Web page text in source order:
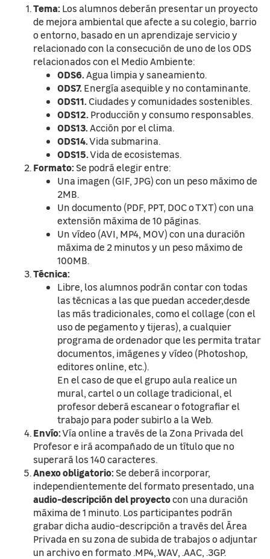
Tema: Los alumnos deberán presentar un proyecto
de mejora ambiental que afecte a su colegio, barrio
o entorno, basado en un aprendizaje servicio y
relacionado con la consecución de uno de los ODS
relacionados con el Medio Ambiente:
ODS6.Agua limpia y saneamiento.
ODS7. Energía asequible y no contaminante.
ODS11. Ciudades y comunidades sostenibles.
ODS12. Producción y consumo responsables.
ODS13.Acción por el clima.
ODS14.Vida submarina.
ODS15.Vida de ecosistemas.
Formato: Se podrá elegir entre:
Una imagen (GIF, JPG) con un peso máximo de
2MB.
Un documento (PDF, PPT, DOC o TXT) con una
extensión máxima de 10 páginas.
Un vídeo (AVI, MP4, MOV) con una duración
máxima de 2 minutos y un peso máximo de
100MB.
Técnica:
Libre, los alumnos podrán contar con todas
las técnicas a las que puedan acceder,desde
las más tradicionales, como el collage (con el
uso de pegamento y tijeras), a cualquier
programa de ordenador que les permita tratar
documentos, imágenes y vídeo (Photoshop,
editores online, etc.).
En el caso de que el grupo aula realice un
mural, cartel o un collage tradicional, el
profesor deberá escanear o fotografiar el
trabajo para poder subirlo a la Web.
Envío:Vía online a través de la Zona Privada del
Profesor e irá acompañado de un título que no
superará los 140 caracteres.
Anexo obligatorio: Se deberá incorporar,
independientemente del formato presentado, una
audio-descripción del proyectocon una duración
máxima de 1 minuto. Los participantes podrán
grabar dicha audio-descripción a través del Área
Privada en su zona de subida de trabajos o adjuntar
un archivo en formato .MP4,.WAV, .AAC, .3GP.